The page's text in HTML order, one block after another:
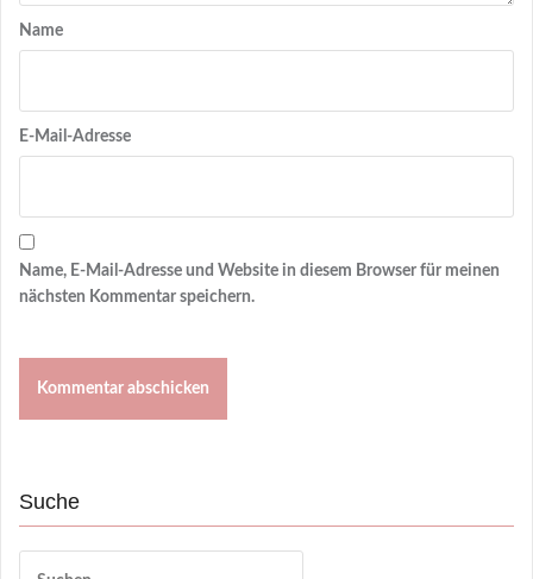
Name
E-Mail-Adresse
Name, E-Mail-Adresse und Website in diesem Browser für meinen
nächsten Kommentar speichern.
Suche